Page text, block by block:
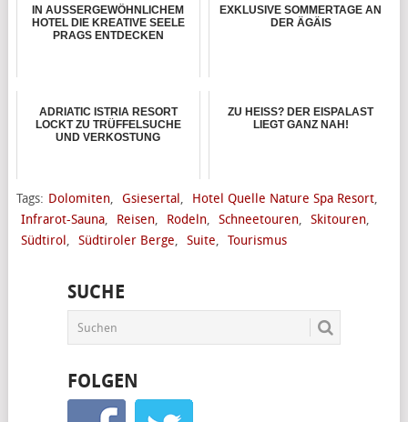
IN AUSSERGEWÖHNLICHEM
HOTEL DIE KREATIVE SEELE
PRAGS ENTDECKEN
EXKLUSIVE SOMMERTAGE AN
DER ÄGÄIS
ADRIATIC ISTRIA RESORT
LOCKT ZU TRÜFFELSUCHE
UND VERKOSTUNG
ZU HEISS? DER EISPALAST L
IEGT GANZ NAH!
Tags: Dolomiten, Gsiesertal, Hotel Quelle Nature Spa Resort,
Infrarot-Sauna, Reisen, Rodeln, Schneetouren, Skitouren,
Südtirol, Südtiroler Berge, Suite, Tourismus
SUCHE
FOLGEN